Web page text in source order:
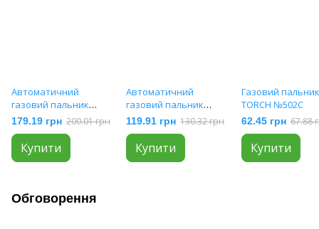
Автоматичний
газовий пальник
№962
179.19 грн 200.01 грн
Купити
Автоматичний
газовий пальник
Spase Atom №60-M
119.91 грн 130.32 грн
Купити
Газовий пальник
TORCH №502C
62.45 грн 67.88
Купити
Обговорення